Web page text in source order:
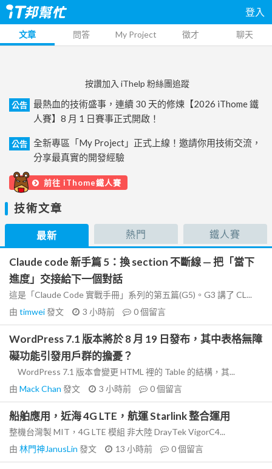
登入
文章 問答 My Project 徵才 聊天
按讚加入 iThelp 粉絲團追蹤
公告
最熱血的技術盛事，連續 30 天的修煉【2026 iThome 鐵
人賽】8 月 1 日賽事正式開啟！
公告
全新專區「My Project」正式上線！邀請你用技術交流，
分享最真實的開發經驗
前往 iThome鐵人賽
技術文章
最新 熱門 鐵人賽
Claude code 新手篇 5：換 section 不斷線 — 把「當下
進度」交接給下一個對話
這是「Claude Code 實戰手冊」系列的第五篇(G5)。G3 講了 CL...
由 timwei發文 3 小時前 0個留言
WordPress 7.1 版本將於 8 月 19 日發布，其中表格無障
礙功能引發用戶群的擔憂？
WordPress 7.1 版本會變更 HTML 裡的 Table 的結構，其...
由 Mack Chan 發文 3 小時前 0個留言
船舶應用，近海 4G LTE，航運 Starlink 整合運用
整機台灣製 MIT，4G LTE 模組 非大陸 DrayTek VigorC4...
由 林門神JanusLin 發文 13 小時前 0個留言